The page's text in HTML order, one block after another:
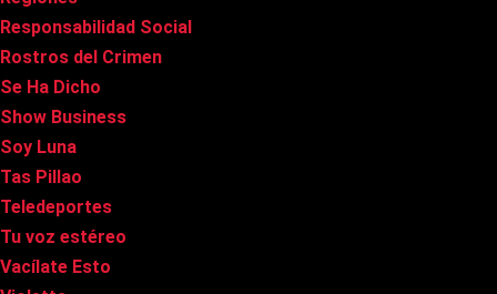
Responsabilidad Social
Rostros del Crimen
Se Ha Dicho
Show Business
Soy Luna
Tas Pillao
Teledeportes
Tu voz estéreo
Vacílate Esto